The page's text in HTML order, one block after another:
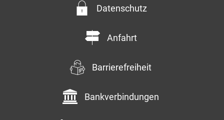
Datenschutz
Anfahrt
Barrierefreiheit
Bankverbindungen